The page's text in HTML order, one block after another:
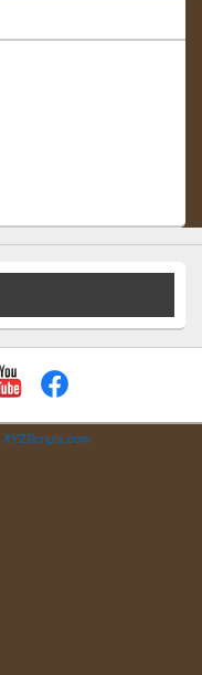
XYZScripts.com